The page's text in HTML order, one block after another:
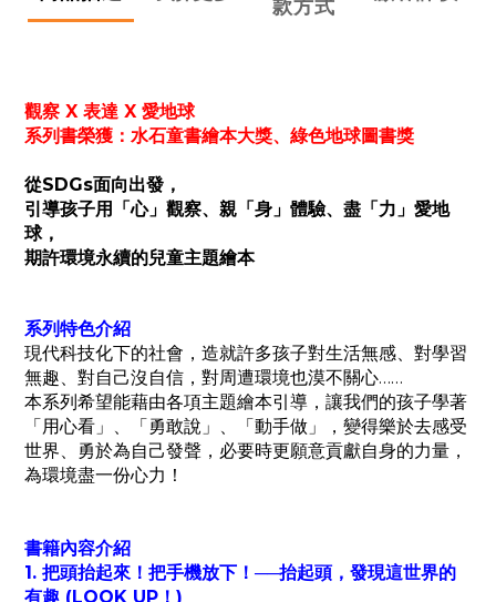
款方式
觀察 X 表達 X 愛地球
系列書榮獲： 水石童書繪本大獎、 綠色地球圖書獎
從SDGs面向出發，
引導孩子用「心」觀察、親「身」體驗、盡「力」愛地
球，
期許環境永續的兒童主題繪本
系列特色介紹
現代科技化下的社會，造就許多孩子對生活無感、對學習
無趣、對自己沒自信，對周遭環境也漠不關心……
本系列希望能藉由各項主題繪本引導，讓我們的孩子學著
「用心看」、「勇敢說」、「動手做」， 變得樂於去感受
世界、勇於為自己發聲，必要時更願意貢獻自身的力量，
為環境盡一份心力！
書籍內容介紹
1. 把頭抬起來！把手機放下！──抬起頭，發現這世界的
有趣 (LOOK UP！)